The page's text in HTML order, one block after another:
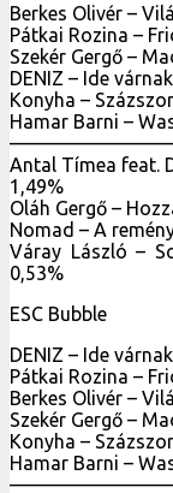
Berkes Olivér –
Pátkai Rozina –
Szekér Gergő –
DENIZ – Ide
Konyha –
Hamar Barni –
Antal Tímea feat.
1,49%
Oláh Gergő –
Nomad – A
Váray László –
0,53%
ESC Bubble
DENIZ – Ide
Pátkai Rozina –
Berkes Olivér –
Szekér Gergő –
Konyha –
Hamar Barni –